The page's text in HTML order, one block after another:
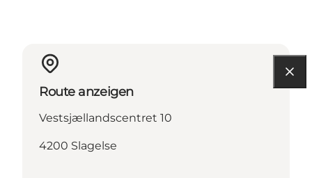
Route anzeigen
Vestsjællandscentret 10
4200 Slagelse